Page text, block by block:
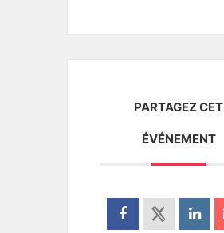
PARTAGEZ CET
ÉVÉNEMENT